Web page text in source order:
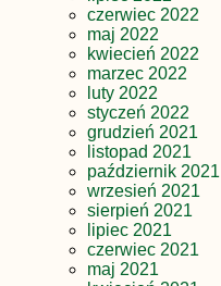
czerwiec 2022
maj 2022
kwiecień 2022
marzec 2022
luty 2022
styczeń 2022
grudzień 2021
listopad 2021
październik 2021
wrzesień 2021
sierpień 2021
lipiec 2021
czerwiec 2021
maj 2021